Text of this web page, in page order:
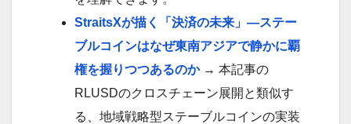
StraitsXが描く「決済の未来」―ステー
ブルコインはなぜ東南アジアで静かに覇
権を握りつつあるのか→ 本記事の
RLUSDのクロスチェーン展開と類似す
る、地域戦略型ステーブルコインの実装